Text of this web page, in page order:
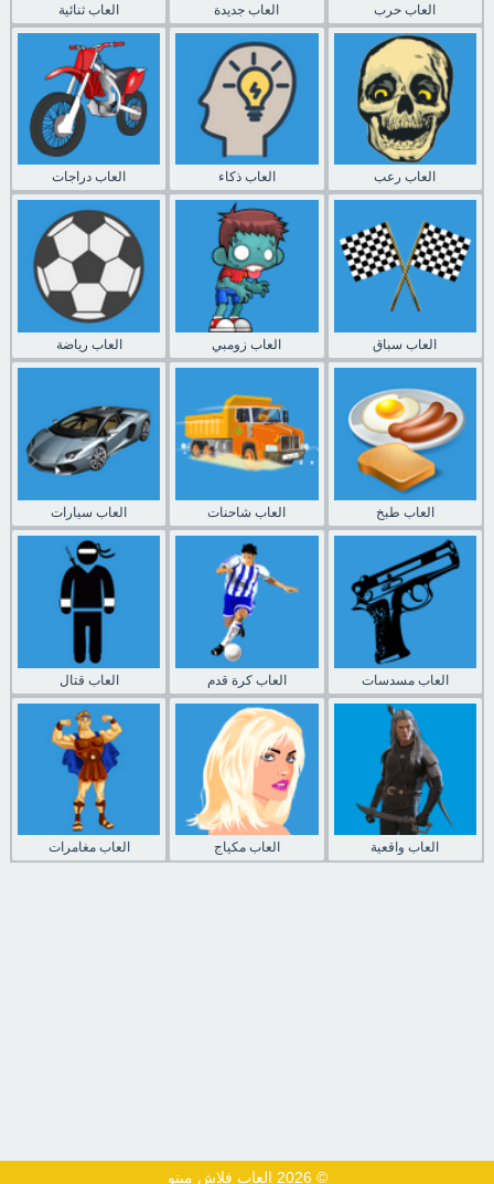
العاب ثنائية العاب جديدة العاب حرب
العاب دراجات العاب ذكاء العاب رعب
العاب رياضة العاب زومبي العاب سباق
العاب سيارات العاب شاحنات العاب طبخ
العاب قتال العاب كرة قدم العاب مسدسات
العاب مغامرات العاب مكياج العاب واقعية
© 2026 العاب فلاش مينو